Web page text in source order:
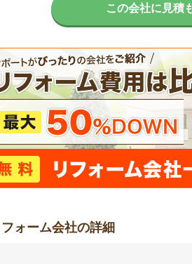
この会社に見積
ォーム会社の詳細